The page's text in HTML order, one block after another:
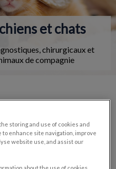
et chats
chirurgicaux et
de compagnie
storing and use of cookies and
enhance site navigation, improve
website use, and assist our